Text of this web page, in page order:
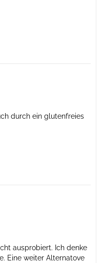
durch ein glutenfreies
ausprobiert. Ich denke
Eine weiter Alternatove